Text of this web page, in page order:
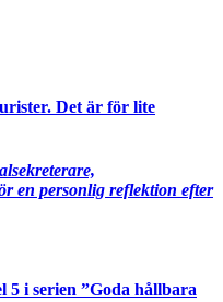
Det är för lite
en personlig reflektion efter
5 i serien ”Goda hållbara